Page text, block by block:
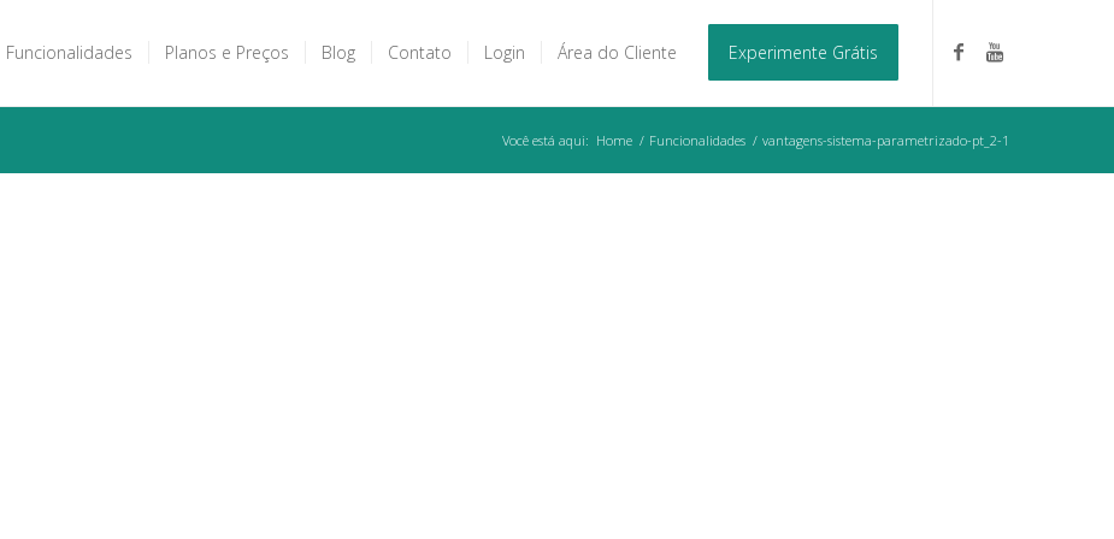
Funcionalidades Planos e Preços Blog Contato Login Área do Cliente Experimente Grátis
Você está aqui: Home / Funcionalidades / vantagens-sistema-parametrizado-pt_2-1